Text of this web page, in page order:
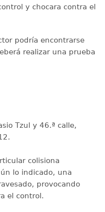
y chocara contra el
podría encontrarse
realizar una prueba
Tzul y 46.ª calle,
colisiona
lo indicado, una
provocando
el control.